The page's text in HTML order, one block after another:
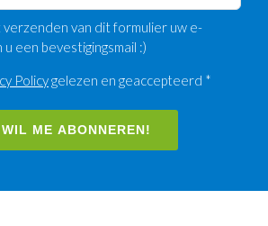
van dit formulier uw e-
een bevestigingsmail :)
Policygelezen en geaccepteerd *
WIL ME ABONNEREN!